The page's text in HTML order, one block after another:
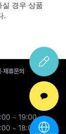
경우 상품
.
제휴문의
~ 19:00
~ 18:00